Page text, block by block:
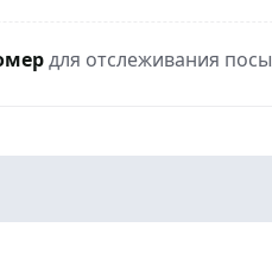
для отслеживания